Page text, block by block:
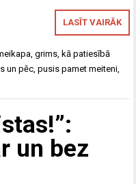
LASĪT VAIRĀK
,grims, kā patiesībā
un pēc,pusis pamet meiteni,
un bez